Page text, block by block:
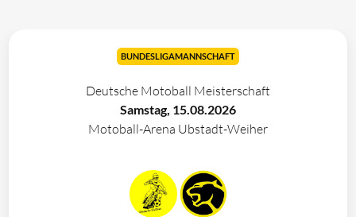
BUNDESLIGAMANNSCHAFT
Deutsche Motoball Meisterschaft
Samstag, 15.08.2026
Motoball-Arena Ubstadt-Weiher